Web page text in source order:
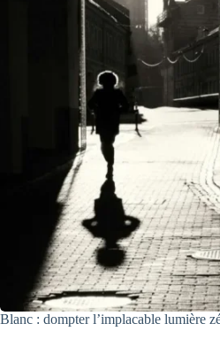
Blanc : dompter l’implacable lumière